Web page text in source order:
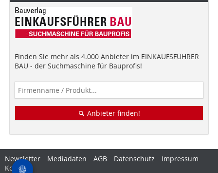
Finden Sie mehr als 4.000 Anbieter im EINKAUFSFÜHRER
BAU - der Suchmaschine für Bauprofis!
Anbieter finden!
Newsletter Mediadaten AGB Datenschutz
Impressum
Kontakt